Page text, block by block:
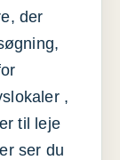
der
,
til leje
ser du